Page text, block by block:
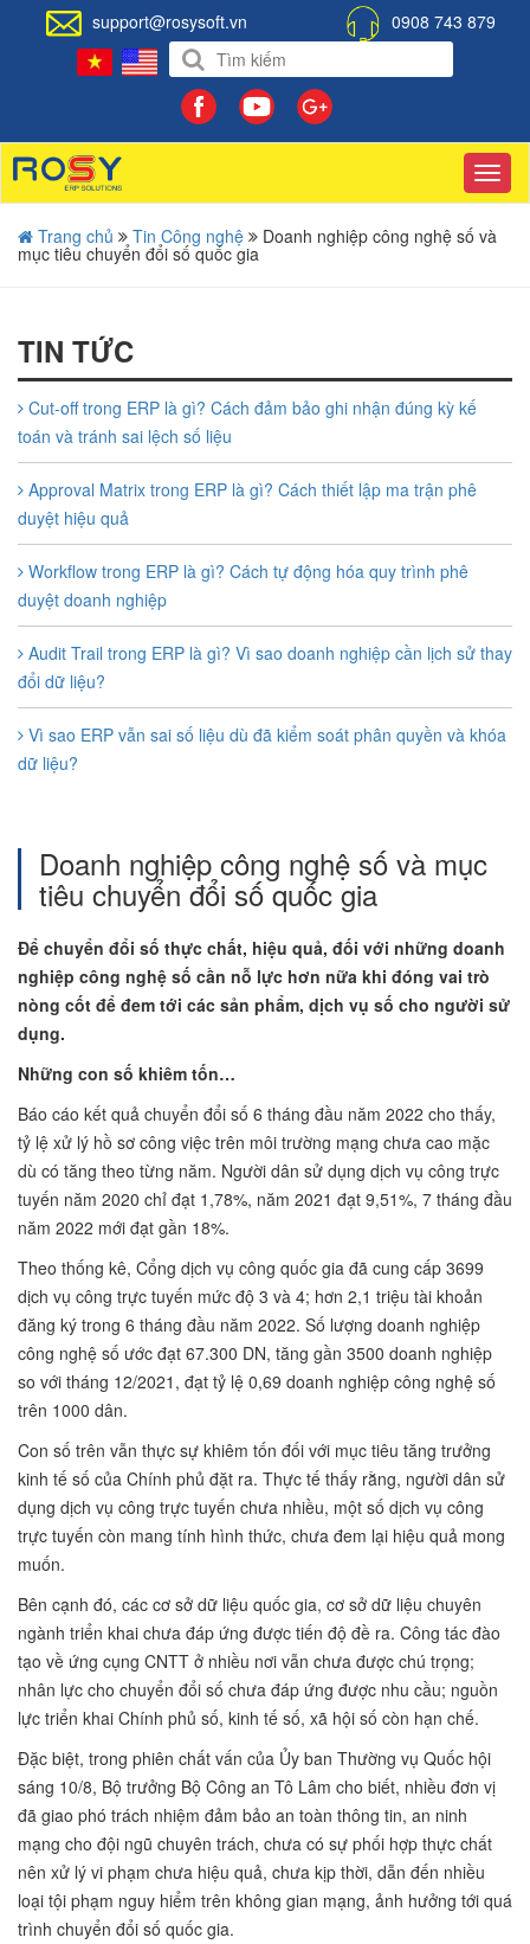
support@rosysoft.vn 0908 743 879
Trang chủ
Tin Công nghệ Doanh nghiệp công nghệ số và
mục tiêu chuyển đổi số quốc gia
TIN TỨC
Cut-off trong ERP là gì? Cách đảm bảo ghi nhận đúng kỳ kế
toán và tránh sai lệch số liệu
Approval Matrix trong ERP là gì? Cách thiết lập ma trận phê
duyệt hiệu quả
Workflow trong ERP là gì? Cách tự động hóa quy trình phê
duyệt doanh nghiệp
Audit Trail trong ERP là gì? Vì sao doanh nghiệp cần lịch sử thay
đổi dữ liệu?
Vì sao ERP vẫn sai số liệu dù đã kiểm soát phân quyền và khóa
dữ liệu?
Doanh nghiệp công nghệ số và mục
tiêu chuyển đổi số quốc gia
Để chuyển đổi số thực chất, hiệu quả, đối với những doanh
nghiệp công nghệ số cần nỗ lực hơn nữa khi đóng vai trò
nòng cốt để đem tới các sản phẩm, dịch vụ số cho người sử
dụng.
Những con số khiêm tốn…
Báo cáo kết quả chuyển đổi số 6 tháng đầu năm 2022 cho thấy,
tỷ lệ xử lý hồ sơ công việc trên môi trường mạng chưa cao mặc
dù có tăng theo từng năm. Người dân sử dụng dịch vụ công trực
tuyến năm 2020 chỉ đạt 1,78%, năm 2021 đạt 9,51%, 7 tháng đầu
năm 2022 mới đạt gần 18%.
Theo thống kê, Cổng dịch vụ công quốc gia đã cung cấp 3699
dịch vụ công trực tuyến mức độ 3 và 4; hơn 2,1 triệu tài khoản
đăng ký trong 6 tháng đầu năm 2022. Số lượng doanh nghiệp
công nghệ số ước đạt 67.300 DN, tăng gần 3500 doanh nghiệp
so với tháng 12/2021, đạt tỷ lệ 0,69 doanh nghiệp công nghệ số
trên 1000 dân.
Con số trên vẫn thực sự khiêm tốn đối với mục tiêu tăng trưởng
kinh tế số của Chính phủ đặt ra. Thực tế thấy rằng, người dân sử
dụng dịch vụ công trực tuyến chưa nhiều, một số dịch vụ công
trực tuyến còn mang tính hình thức, chưa đem lại hiệu quả mong
muốn.
Bên cạnh đó, các cơ sở dữ liệu quốc gia, cơ sở dữ liệu chuyên
ngành triển khai chưa đáp ứng được tiến độ đề ra. Công tác đào
tạo về ứng cụng CNTT ở nhiều nơi vẫn chưa được chú trọng;
nhân lực cho chuyển đổi số chưa đáp ứng được nhu cầu; nguồn
lực triển khai Chính phủ số, kinh tế số, xã hội số còn hạn chế.
Đặc biệt, trong phiên chất vấn của Ủy ban Thường vụ Quốc hội
sáng 10/8, Bộ trưởng Bộ Công an Tô Lâm cho biết, nhiều đơn vị
đã giao phó trách nhiệm đảm bảo an toàn thông tin, an ninh
mạng cho đội ngũ chuyên trách, chưa có sự phối hợp thực chất
nên xử lý vi phạm chưa hiệu quả, chưa kịp thời, dẫn đến nhiều
loại tội phạm nguy hiểm trên không gian mạng, ảnh hưởng tới quá
trình chuyển đổi số quốc gia.